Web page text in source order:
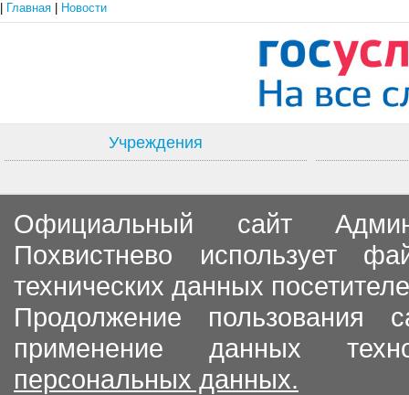
Главная Новости
Учреждения
Официальный сайт
Похвистнево использует
технических данных
Продолжение пользования
применение данных
персональных данных.